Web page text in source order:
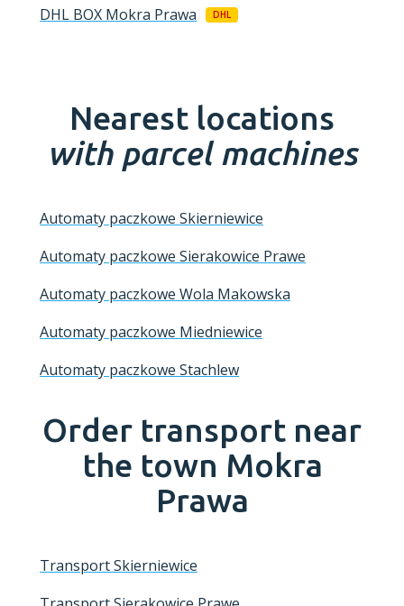
DHL BOX Mokra Prawa DHL
Nearest locations
with parcel machines
Automaty paczkowe Skierniewice
Automaty paczkowe Sierakowice Prawe
Automaty paczkowe Wola Makowska
Automaty paczkowe Miedniewice
Automaty paczkowe Stachlew
Order transport near
the town Mokra
Prawa
Transport Skierniewice